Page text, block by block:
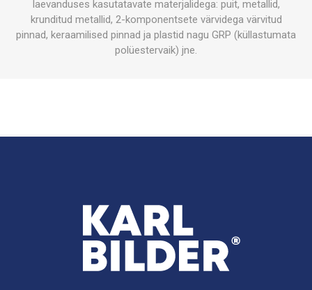
laevanduses kasutatavate materjalidega: puit, metallid,
krunditud metallid, 2-komponentsete värvidega värvitud
pinnad, keraamilised pinnad ja plastid nagu GRP (küllastumata
polüestervaik) jne.